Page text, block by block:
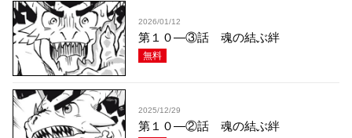
2026/01/12
第１０—③話 魂の結ぶ絆
無料
2025/12/29
第１０—②話 魂の結ぶ絆